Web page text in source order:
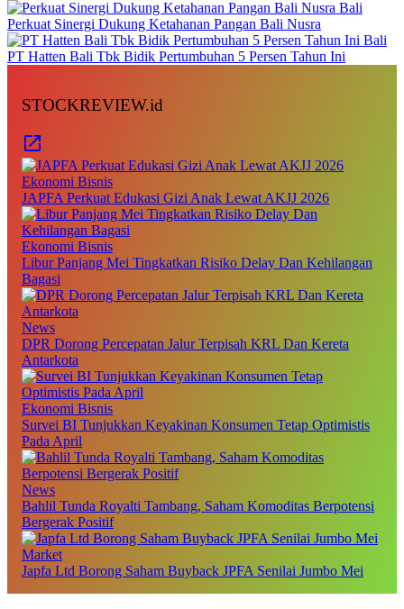
Bali
Perkuat Sinergi Dukung Ketahanan Pangan Bali Nusra
Bali
PT Hatten Bali Tbk Bidik Pertumbuhan 5 Persen Tahun Ini
STOCKREVIEW.id
Ekonomi Bisnis
JAPFA Perkuat Edukasi Gizi Anak Lewat AKJJ 2026
Ekonomi Bisnis
Libur Panjang Mei Tingkatkan Risiko Delay Dan Kehilangan
Bagasi
News
DPR Dorong Percepatan Jalur Terpisah KRL Dan Kereta
Antarkota
Ekonomi Bisnis
Survei BI Tunjukkan Keyakinan Konsumen Tetap Optimistis
Pada April
News
Bahlil Tunda Royalti Tambang, Saham Komoditas Berpotensi
Bergerak Positif
Market
Japfa Ltd Borong Saham Buyback JPFA Senilai Jumbo Mei